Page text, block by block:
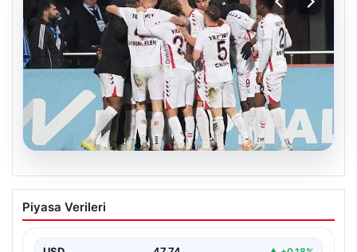
08.08.2026
Samsunspor, Kasımpaşa’yı 2-1 mağlup
etti!
Piyasa Verileri